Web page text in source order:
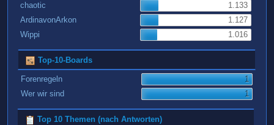
chaotic
1.133
ArdinavonArkon
1.127
Wippi
1.016
Top-10-Boards
Forenregeln
1
Wer wir sind
1
Top 10 Themen (nach Antworten)